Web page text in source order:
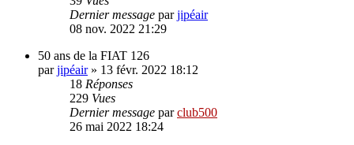
Dernier message parjipéair
08 nov. 2022 21:29
50 ans de la FIAT 126
parjipéair» 13 févr. 2022 18:12
18 Réponses
229 Vues
Dernier message parclub500
26 mai 2022 18:24